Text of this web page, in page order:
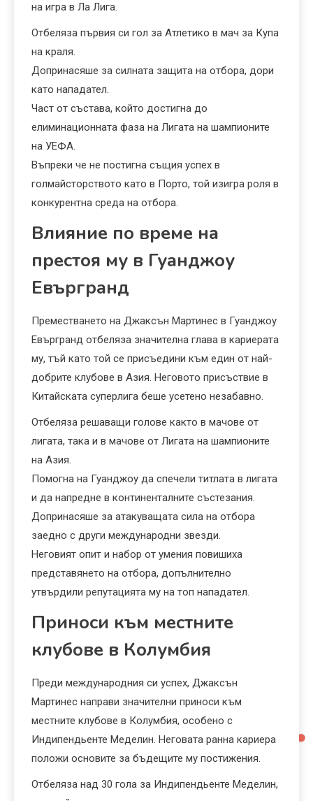
на игра в Ла Лига.
Отбеляза първия си гол за Атлетико в мач за Купа
на краля.
Допринасяше за силната защита на отбора, дори
като нападател.
Част от състава, който достигна до
елиминационната фаза на Лигата на шампионите
на УЕФА.
Въпреки че не постигна същия успех в
голмайсторството като в Порто, той изигра роля в
конкурентна среда на отбора.
Влияние по време на
престоя му в Гуанджоу
Евъргранд
Преместването на Джаксън Мартинес в Гуанджоу
Евъргранд отбеляза значителна глава в кариерата
му, тъй като той се присъедини към един от най-
добрите клубове в Азия. Неговото присъствие в
Китайската суперлига беше усетено незабавно.
Отбеляза решаващи голове както в мачове от
лигата, така и в мачове от Лигата на шампионите
на Азия.
Помогна на Гуанджоу да спечели титлата в лигата
и да напредне в континенталните състезания.
Допринасяше за атакуващата сила на отбора
заедно с други международни звезди.
Неговият опит и набор от умения повишиха
представянето на отбора, допълнително
утвърдили репутацията му на топ нападател.
Приноси към местните
клубове в Колумбия
Преди международния си успех, Джаксън
Мартинес направи значителни приноси към
местните клубове в Колумбия, особено с
Индипендьенте Меделин. Неговата ранна кариера
положи основите за бъдещите му постижения.
Отбеляза над 30 гола за Индипендьенте Меделин,